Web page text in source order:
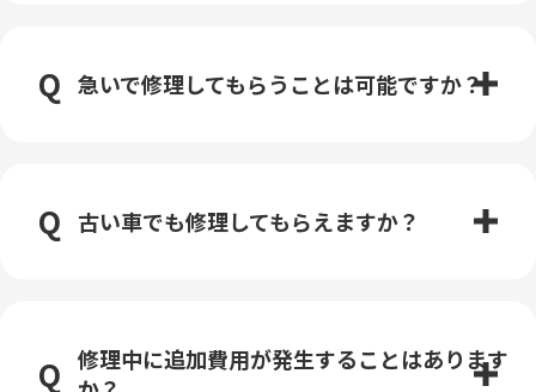
急いで修理してもらうことは可能ですか？
古い車でも修理してもらえますか？
修理中に追加費用が発生することはあります